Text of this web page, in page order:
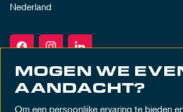
Nederland
MOGEN WE
AANDACHT?
Om een persoonlijke ervaring te bieden